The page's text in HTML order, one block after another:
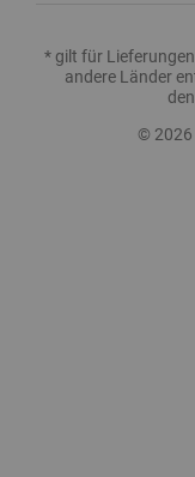
* gilt für
andere Länder
den
© 2026